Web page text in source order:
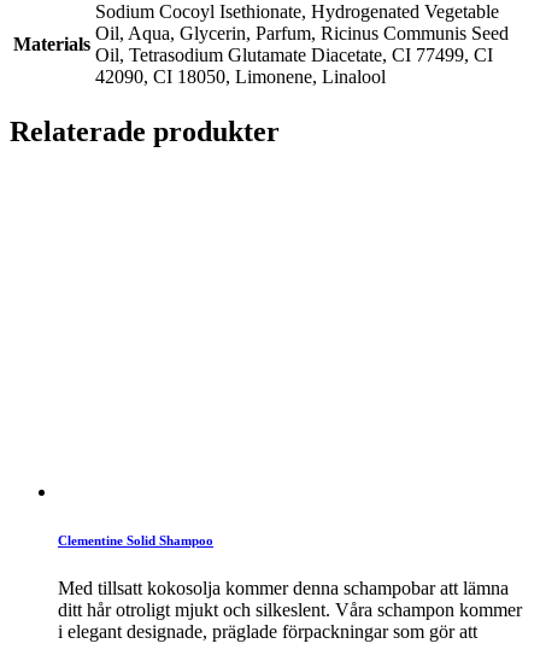
Materials
Sodium Cocoyl Isethionate, Hydrogenated Vegetable
Oil, Aqua, Glycerin, Parfum, Ricinus Communis Seed
Oil, Tetrasodium Glutamate Diacetate, CI 77499, CI
42090, CI 18050, Limonene, Linalool
Relaterade produkter
Clementine Solid Shampoo
Med tillsatt kokosolja kommer denna schampobar att lämna
ditt hår otroligt mjukt och silkeslent. Våra schampon kommer
i elegant designade, präglade förpackningar som gör att